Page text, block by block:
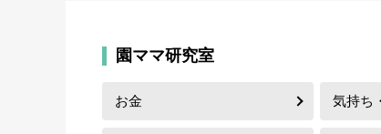
園ママ研究室
お金 気持ち